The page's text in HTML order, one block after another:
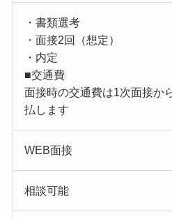
・書類選考
・面接2回（想定）
・内定
■交通費
面接時の交通費は1次面接か
払します
WEB面接
相談可能